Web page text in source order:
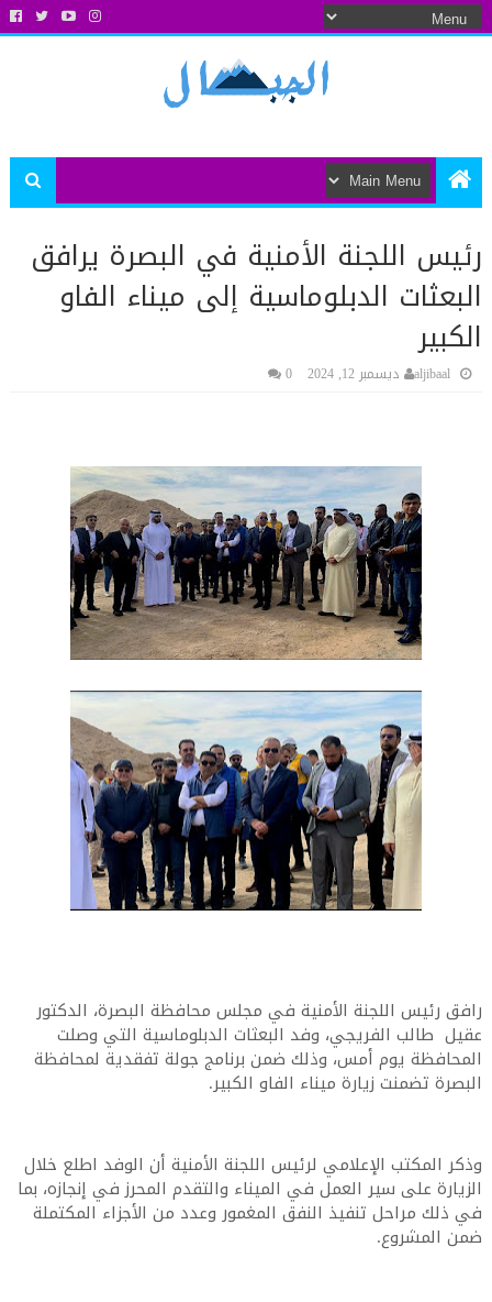
رئيس اللجنة الأمنية في البصرة يرافق
البعثات الدبلوماسية إلى ميناء الفاو
الكبير
aljibaal ديسمبر 12, 2024 0
رافق رئيس اللجنة الأمنية في مجلس محافظة البصرة، الدكتور
عقيل طالب الفريجي، وفد البعثات الدبلوماسية التي وصلت
المحافظة يوم أمس، وذلك ضمن برنامج جولة تفقدية لمحافظة
البصرة تضمنت زيارة ميناء الفاو الكبير.
وذكر المكتب الإعلامي لرئيس اللجنة الأمنية أن الوفد اطلع خلال
الزيارة على سير العمل في الميناء والتقدم المحرز في إنجازه، بما
في ذلك مراحل تنفيذ النفق المغمور وعدد من الأجزاء المكتملة
ضمن المشروع.